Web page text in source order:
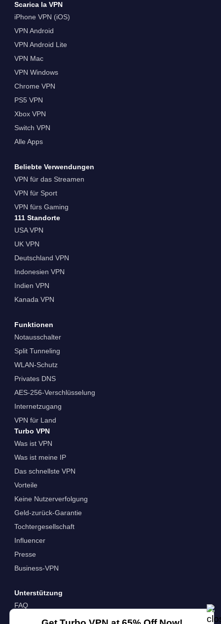
Scarica la VPN
iPhone VPN (iOS)
VPN Android
VPN Android Lite
VPN Mac
VPN Windows
Chrome VPN
PS5 VPN
Xbox VPN
Switch VPN
Alle Apps
Beliebte Verwendungen
VPN für das Streamen
VPN für Sport
VPN fürs Gaming
111 Standorte
USA VPN
UK VPN
Deutschland VPN
Indonesien VPN
Indien VPN
Kanada VPN
Funktionen
Notausschalter
Split Tunneling
WLAN-Schutz
Privates DNS
AES-256-Verschlüsselung
Internetzugang
VPN für Land
Turbo VPN
Was ist VPN
Was ist meine IP
Das schnellste VPN
Vorteile
Keine Nutzerverfolgung
Geld-zurück-Garantie
Tochtergesellschaft
Influencer
Presse
Business-VPN
Unterstützung
FAQ
In Kontakt Kommen